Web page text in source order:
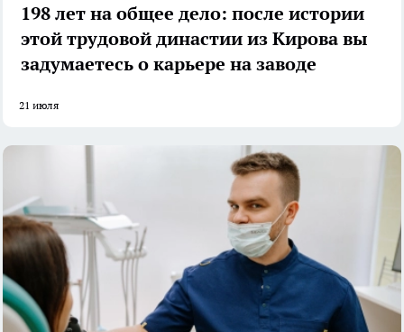
198 лет на общее дело: после истории
этой трудовой династии из Кирова вы
задумаетесь о карьере на заводе
21 июля